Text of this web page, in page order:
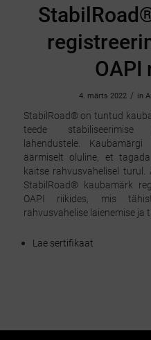
OAPI
4. märts 2022 / in
StabilRoad® on tuntud
teede stabiliseerimise
lahendustele.
äärmiselt oluline, et
kaitse rahvusvahelisel
StabilRoad® kaubamärk
OAPI riikides, mis
rahvusvahelise laienemise ja
Lae sertifikaat